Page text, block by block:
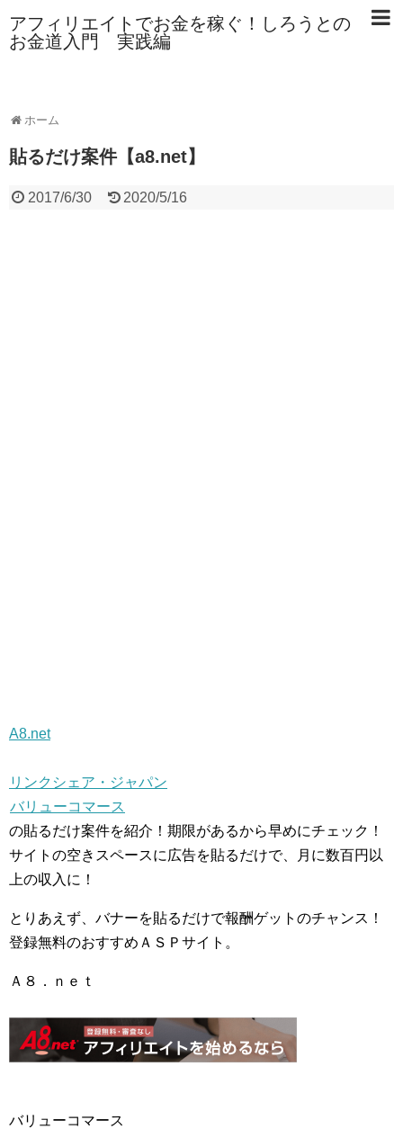
アフィリエイトでお金を稼ぐ！しろうとの
お金道入門 実践編
ホーム
貼るだけ案件【a8.net】
2017/6/30 2020/5/16
A8.net
リンクシェア・ジャパン
バリューコマース
の貼るだけ案件を紹介！期限があるから早めにチェック！
サイトの空きスペースに広告を貼るだけで、月に数百円以
上の収入に！
とりあえず、バナーを貼るだけで報酬ゲットのチャンス！
登録無料のおすすめＡＳＰサイト。
Ａ８．ｎｅｔ
バリューコマース